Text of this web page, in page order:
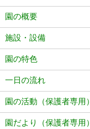
園の概要
施設・設備
園の特色
一日の流れ
園の活動（保護者専用）
園だより（保護者専用）